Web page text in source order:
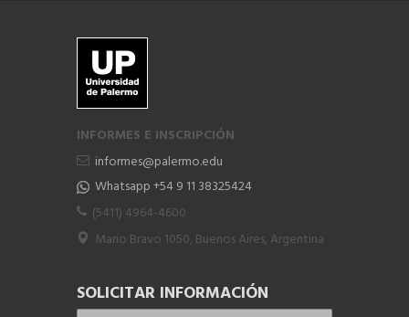
INFORMES E INSCRIPCIÓN
informes@palermo.edu
Whatsapp +54 9 11 38325424
(5411) 4964-4600
Mario Bravo 1050, Buenos Aires, Argentina
SOLICITAR INFORMACIÓN